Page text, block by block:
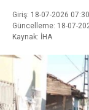
Giriş: 18-07-2026 07:30
Güncelleme: 18-07-
Kaynak: İHA